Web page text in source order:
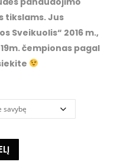
tikslams. Jus
Sveikuolis“ 2016 m.,
čempionas pagal